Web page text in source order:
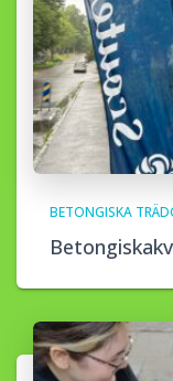
BETONGISKA